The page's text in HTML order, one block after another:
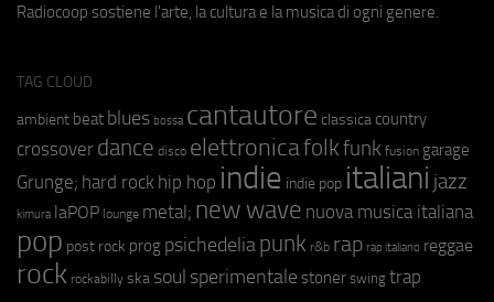
Radiocoop sostiene l'arte, la cultura e la musica di ogni genere.
TAG CLOUD
ambient beat blues bossa cantautore classica country
crossover dance disco elettronicafolkfunk fusion garage
Grunge; hard rock hip hop indie indie pop italiani jazz
kimura laPOP lounge metal; new wave nuova musica italiana
pop post rock prog psichedeliapunk r&b rap rap italiano reggae
rock rockabilly ska soul sperimentale stoner swing trap